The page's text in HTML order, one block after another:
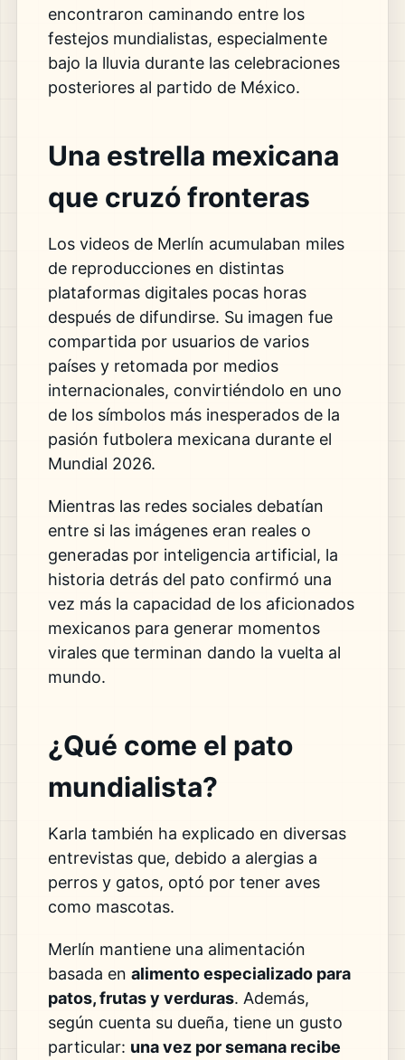
encontraron caminando entre los
festejos mundialistas, especialmente
bajo la lluvia durante las celebraciones
posteriores al partido de México.
Una estrella mexicana
que cruzó fronteras
Los videos de Merlín acumulaban miles
de reproducciones en distintas
plataformas digitales pocas horas
después de difundirse. Su imagen fue
compartida por usuarios de varios
países y retomada por medios
internacionales, convirtiéndolo en uno
de los símbolos más inesperados de la
pasión futbolera mexicana durante el
Mundial 2026.
Mientras las redes sociales debatían
entre si las imágenes eran reales o
generadas por inteligencia artificial, la
historia detrás del pato confirmó una
vez más la capacidad de los aficionados
mexicanos para generar momentos
virales que terminan dando la vuelta al
mundo.
¿Qué come el pato
mundialista?
Karla también ha explicado en diversas
entrevistas que, debido a alergias a
perros y gatos, optó por tener aves
como mascotas.
Merlín mantiene una alimentación
basada en alimento especializado para
patos, frutas y verduras. Además,
según cuenta su dueña, tiene un gusto
particular: una vez por semana recibe